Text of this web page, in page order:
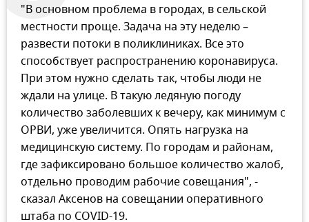
"В основном проблема в городах, в сельской
местности проще. Задача на эту неделю –
развести потоки в поликлиниках. Все это
способствует распространению коронавируса.
При этом нужно сделать так, чтобы люди не
ждали на улице. В такую ледяную погоду
количество заболевших к вечеру, как минимум с
ОРВИ, уже увеличится. Опять нагрузка на
медицинскую систему. По городам и районам,
где зафиксировано большое количество жалоб,
отдельно проводим рабочие совещания", -
сказал Аксенов на совещании оперативного
штаба по COVID-19.